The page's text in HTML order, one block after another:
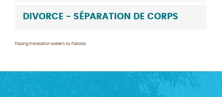
DIVORCE - SÉPARATION DE CORPS
FaLang translation system by Faboba